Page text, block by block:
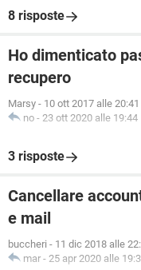
8 risposte
Ho dimenticato
recupero
Marsy - 10 ott 2017 alle 20:41
no - 23 ott 2020 alle 19:44
3 risposte
Cancellare
e mail
buccheri - 11 dic 2018 alle
mar - 25 apr 2020 alle